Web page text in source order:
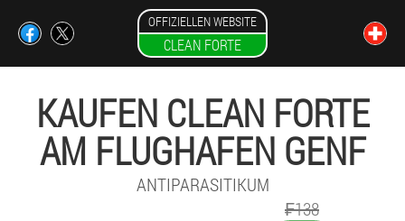
OFFIZIELLEN WEBSITE
CLEAN FORTE
KAUFEN CLEAN FORTE
AM FLUGHAFEN GENF
ANTIPARASITIKUM
₣138